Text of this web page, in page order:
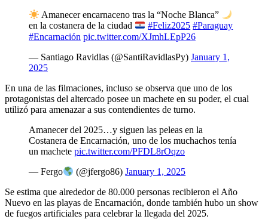
Amanecer encarnaceno tras la “Noche Blanca”
en la costanera de la ciudad
#Feliz2025 #Paraguay
#Encarnación pic.twitter.com/XJmhLEpP26
— Santiago Ravidlas (@SantiRavidlasPy) January 1,
2025
En una de las filmaciones, incluso se observa que uno de los
protagonistas del altercado posee un machete en su poder, el cual
utilizó para amenazar a sus contendientes de turno.
Amanecer del 2025…y siguen las peleas en la
Costanera de Encarnación, uno de los muchachos tenía
un machete pic.twitter.com/PFDL8rOqzo
— Fergo (@jfergo86)January 1, 2025
Se estima que alrededor de 80.000 personas recibieron el Año
Nuevo en las playas de Encarnación, donde también hubo un show
de fuegos artificiales para celebrar la llegada del 2025.